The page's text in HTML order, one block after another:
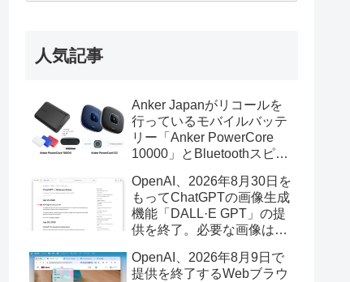
人気記事
Anker Japanがリコールを
行っているモバイルバッテ
リー「Anker PowerCore
10000」とBluetoothスピー
辺を焼損する火災が6月に3
件発生していたそうなので
注意を。
OpenAI、2026年8月30日を
もってChatGPTの画像生成
機能「DALL·E GPT」の提
供を終了。必要な画像は期
OpenAI、2026年8月9日で
提供を終了するWebブラウ